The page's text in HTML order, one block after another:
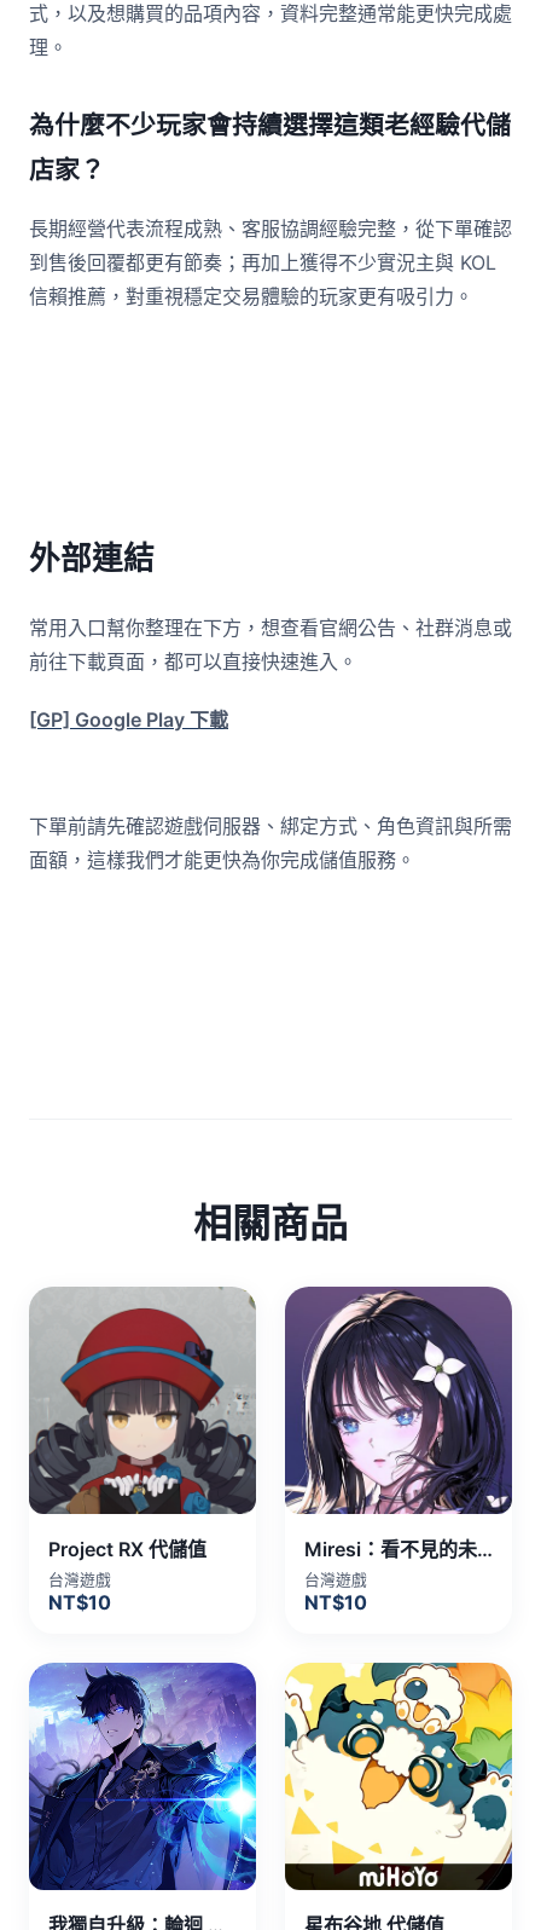
式，以及想購買的品項內容，資料完整通常能更快完成處
理。
為什麼不少玩家會持續選擇這類老經驗代儲
店家？
長期經營代表流程成熟、客服協調經驗完整，從下單確認
到售後回覆都更有節奏；再加上獲得不少實況主與 KOL
信賴推薦，對重視穩定交易體驗的玩家更有吸引力。
外部連結
常用入口幫你整理在下方，想查看官網公告、社群消息或
前往下載頁面，都可以直接快速進入。
[GP] Google Play 下載
下單前請先確認遊戲伺服器、綁定方式、角色資訊與所需
面額，這樣我們才能更快為你完成儲值服務。
相關商品
Project RX 代儲值
台灣遊戲
NT$10
Miresi：看不見的未來 代儲值
台灣遊戲
NT$10
我獨自升級：輪迴 代儲值 星布谷地 代儲值